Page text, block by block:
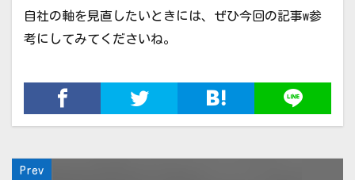
自社の軸を見直したいときには、ぜひ今回の記事w参
考にしてみてくださいね。
Prev